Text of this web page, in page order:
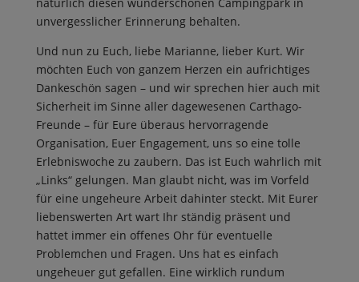
unvergesslicher Erinnerung behalten.
Und nun zu Euch, liebe Marianne, lieber Kurt. Wir
möchten Euch von ganzem Herzen ein aufrichtiges
Dankeschön sagen – und wir sprechen hier auch mit
Sicherheit im Sinne aller dagewesenen Carthago-
Freunde – für Eure überaus hervorragende
Organisation, Euer Engagement, uns so eine tolle
Erlebniswoche zu zaubern. Das ist Euch wahrlich mit
„Links“ gelungen. Man glaubt nicht, was im Vorfeld
für eine ungeheure Arbeit dahinter steckt. Mit Eurer
liebenswerten Art wart Ihr ständig präsent und
hattet immer ein offenes Ohr für eventuelle
Problemchen und Fragen. Uns hat es einfach
ungeheuer gut gefallen. Eine wirklich rundum